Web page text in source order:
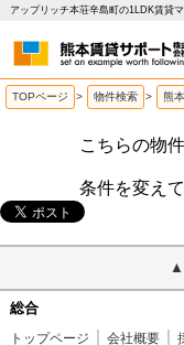
TOPページ > 物件検索 > 熊
こちらの物
条件を変え
総合
トップページ 会社概要